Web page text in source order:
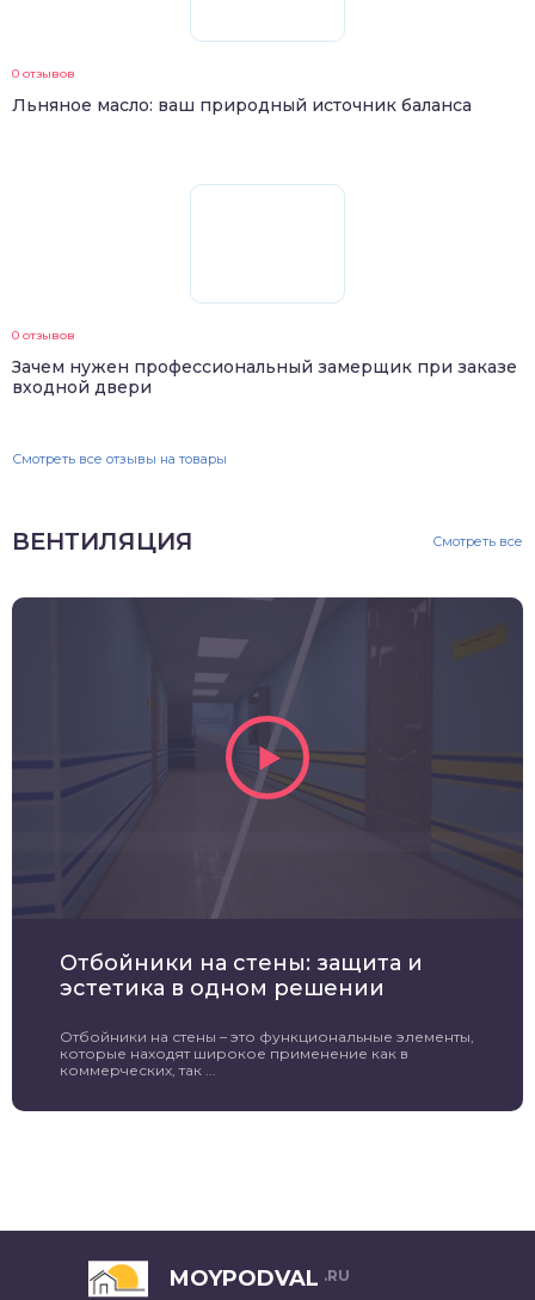
0 отзывов
Льняное масло: ваш природный источник баланса
0 отзывов
Зачем нужен профессиональный замерщик при заказе
входной двери
Смотреть все отзывы на товары
ВЕНТИЛЯЦИЯ Смотреть все
Отбойники на стены: защита и
эстетика в одном решении
Отбойники на стены – это функциональные элементы,
которые находят широкое применение как в
коммерческих, так ...
MOYPODVAL .RU